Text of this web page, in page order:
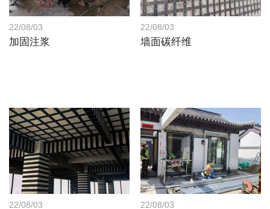
22/08/03
加固注浆
22/08/03
墙面碳纤维
22/08/03 22/08/03